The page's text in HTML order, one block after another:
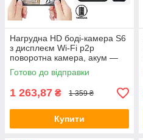
Нагрудна HD боді-камера S6
з дисплеєм Wi-Fi p2p
поворотна камера, акум —
1400 мА·год — ОРІГІНАЛ!
Готово до відправки
1 263,87 ₴ 1 359 ₴
Купити